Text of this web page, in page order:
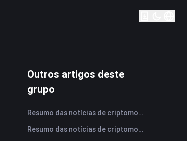
Outros artigos deste
grupo
Resumo das notícias de criptomoedas da FameEX hoje | 6 de agosto de 2026
Resumo das notícias de criptomoedas da FameEX hoje | 5 de agosto de 2026